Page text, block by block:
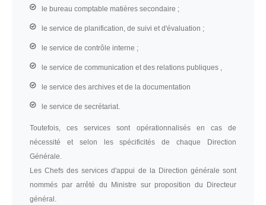
le bureau comptable matières secondaire ;
le service de planification, de suivi et d'évaluation ;
le service de contrôle interne ;
le service de communication et des relations publiques ,
le service des archives et de la documentation
le service de secrétariat.
Toutefois, ces services sont opérationnalisés en cas de
nécessité et selon les spécificités de chaque Direction
Générale.
Les Chefs des services d'appui de la Direction générale sont
nommés par arrêté du Ministre sur proposition du Directeur
général.